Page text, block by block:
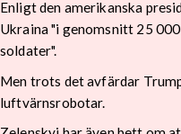
Enligt den amerikanska
Ukraina "i genomsnitt 25
soldater".
Men trots det avfärdar
luftvärnsrobotar.